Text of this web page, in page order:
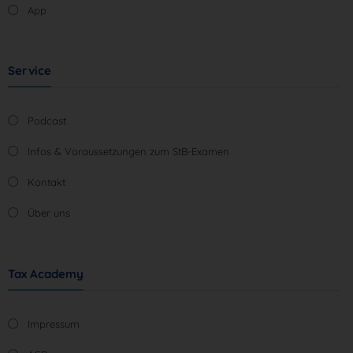
App
Service
Podcast
Infos & Voraussetzungen zum StB-Examen
Kontakt
Über uns
Tax Academy
Impressum